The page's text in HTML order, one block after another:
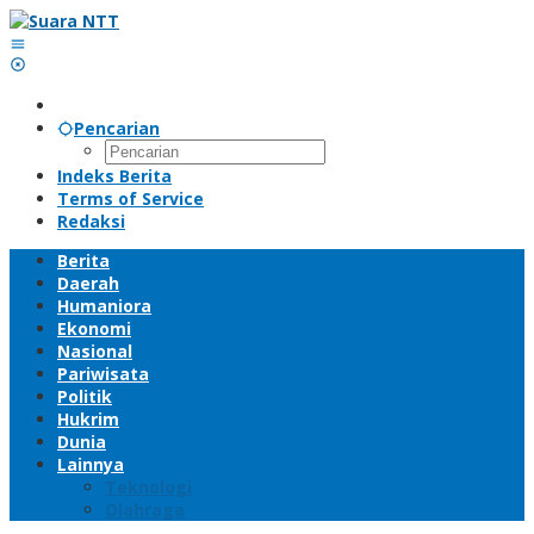
Lewati
ke
konten
Pencarian
Indeks Berita
Terms of Service
Redaksi
Berita
Daerah
Humaniora
Ekonomi
Nasional
Pariwisata
Politik
Hukrim
Dunia
Lainnya
Teknologi
Olahraga